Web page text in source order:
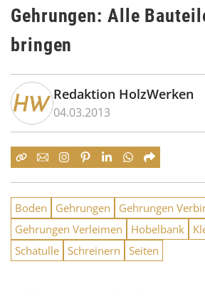
Gehrungen: Alle
bringen
Redaktion HolzWerken
04.03.2013
Boden Gehrungen
Gehrungen
Gehrungen Verleimen
Hobelbank
Schatulle Schreinern Seiten